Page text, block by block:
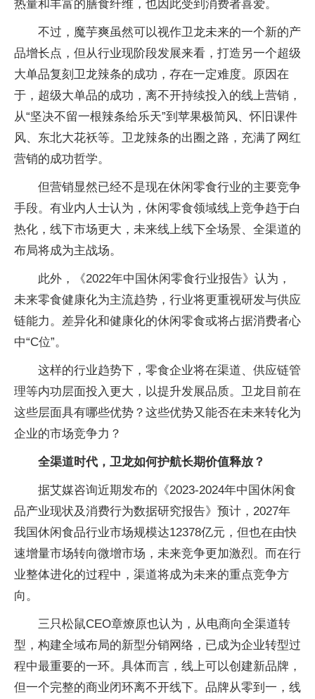
热量和丰富的膳食纤维，也因此受到消费者喜爱。
不过，魔芋爽虽然可以视作卫龙未来的一个新的产
品增长点，但从行业现阶段发展来看，打造另一个超级
大单品复刻卫龙辣条的成功，存在一定难度。原因在
于，超级大单品的成功，离不开持续投入的线上营销，
从“坚决不留一根辣条给乐天”到苹果极简风、怀旧课件
风、东北大花袄等。卫龙辣条的出圈之路，充满了网红
营销的成功哲学。
但营销显然已经不是现在休闲零食行业的主要竞争
手段。有业内人士认为，休闲零食领域线上竞争趋于白
热化，线下市场更大，未来线上线下全场景、全渠道的
布局将成为主战场。
此外，《2022年中国休闲零食行业报告》认为，
未来零食健康化为主流趋势，行业将更重视研发与供应
链能力。差异化和健康化的休闲零食或将占据消费者心
中“C位”。
这样的行业趋势下，零食企业将在渠道、供应链管
理等内功层面投入更大，以提升发展品质。卫龙目前在
这些层面具有哪些优势？这些优势又能否在未来转化为
企业的市场竞争力？
全渠道时代，卫龙如何护航长期价值释放？
据艾媒咨询近期发布的《2023-2024年中国休闲食
品产业现状及消费行为数据研究报告》预计，2027年
我国休闲食品行业市场规模达12378亿元，但也在由快
速增量市场转向微增市场，未来竞争更加激烈。而在行
业整体进化的过程中，渠道将成为未来的重点竞争方
向。
三只松鼠CEO章燎原也认为，从电商向全渠道转
型，构建全域布局的新型分销网络，已成为企业转型过
程中最重要的一环。具体而言，线上可以创建新品牌，
但一个完整的商业闭环离不开线下。品牌从零到一，线